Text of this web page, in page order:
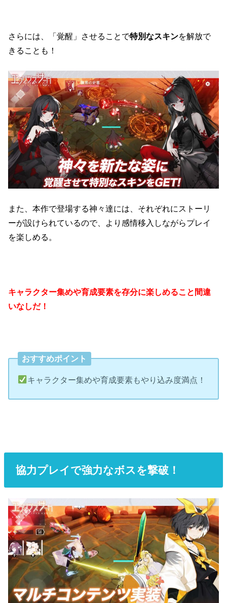
さらには、「覚醒」させることで特別なスキンを解放で
きることも！
また、本作で登場する神々達には、それぞれにストーリ
ーが設けられているので、より感情移入しながらプレイ
を楽しめる。
キャラクター集めや育成要素を存分に楽しめること間違
いなしだ！
おすすめポイント
キャラクター集めや育成要素もやり込み度満点！
協力プレイで強力なボスを撃破！